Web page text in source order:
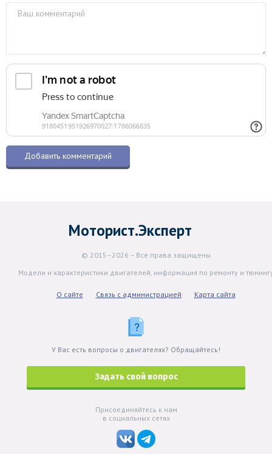
Моторист.Эксперт
© 2015–2026 – Все права защищены
Модели и характеристики двигателей, информация по ремонту и
О сайте Связь с администрацией Карта сайта
У Вас есть вопросы о двигателях? Обращайтесь!
Задать свой вопрос
Присоединяйтесь к нам
в социальных сетях